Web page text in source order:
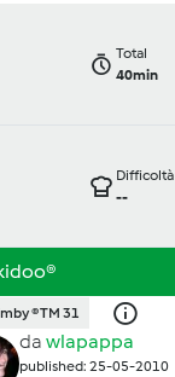
Total
40min
Difficoltà
--
® TM 31
da wlapappa
published: 25-05-2010